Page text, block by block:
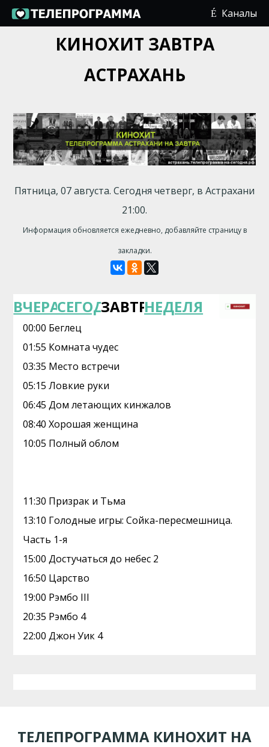
Каналы
КИНОХИТ ЗАВТРА
АСТРАХАНЬ
Пятница, 07 августа. Сегодня четверг, в Астрахани
21:00.
Информация обновляется ежедневно, добавляйте страницу в
закладки.
ВЧЕРАСЕГОДНЯЗАВТРАНЕДЕЛЯ
00:00 Беглец
01:55 Комната чудес
03:35 Место встречи
05:15 Ловкие руки
06:45 Дом летающих кинжалов
08:40 Хорошая женщина
10:05 Полный облом
11:30 Призрак и Тьма
13:10 Голодные игры: Сойка-пересмешница.
Часть 1-я
15:00 Достучаться до небес 2
16:50 Царство
19:00 Рэмбо III
20:35 Рэмбо 4
22:00 Джон Уик 4
ТЕЛЕПРОГРАММА КИНОХИТ НА